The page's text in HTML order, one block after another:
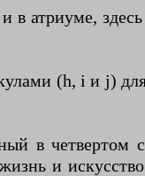
атриуме, здесь
(h, i и j)
в четвертом
и